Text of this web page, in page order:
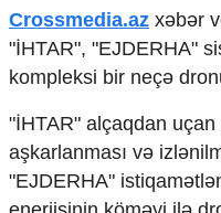
Foto
Video
İnfoqrafika
Podcast
Humanitar
Elm və təhsil
Mədəniyyət
Crossmedia.az xəbər
"İHTAR", "EJDERHA"
kompleksi bir neçə
"İHTAR" alçaqdan
aşkarlanması və
"EJDERHA"